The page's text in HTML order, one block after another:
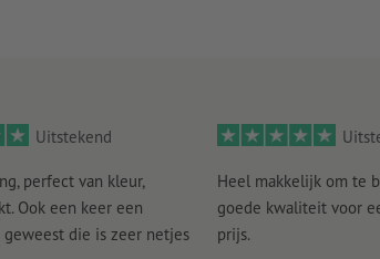
Uitstekend
perfect van kleur,
Ook een keer een
die is zeer netjes
Heel makkelijk om te
goede kwaliteit voor
prijs.